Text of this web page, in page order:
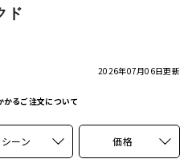
ド
2026年07月06日更新
かるご注文について
シーン 価格